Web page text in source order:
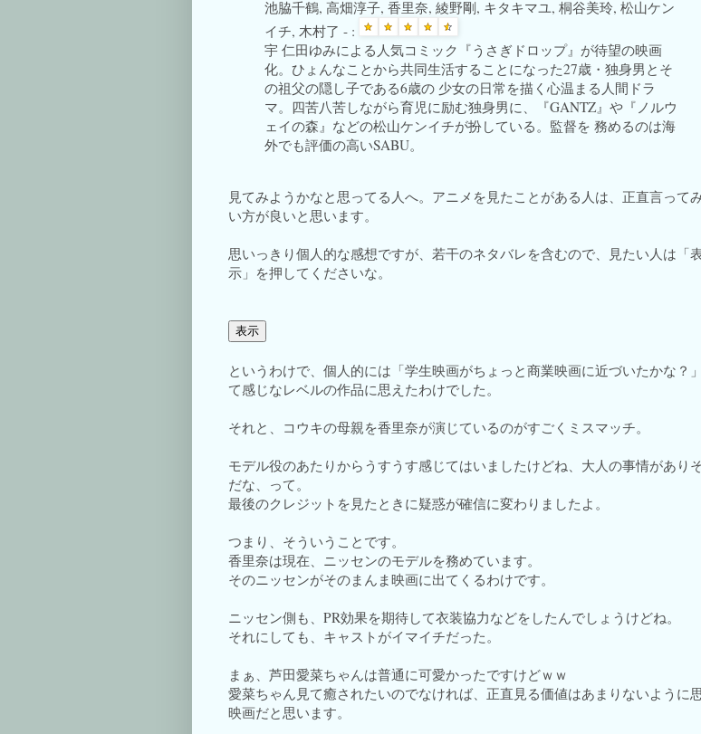
池脇千鶴, 高畑淳子, 香里奈, 綾野剛, キタキマユ, 桐谷美玲, 松山ケン
イチ, 木村了 - :
宇 仁田ゆみによる人気コミック『うさぎドロップ』が待望の映画
化。ひょんなことから共同生活することになった27歳・独身男とそ
の祖父の隠し子である6歳の 少女の日常を描く心温まる人間ドラ
マ。四苦八苦しながら育児に励む独身男に、『GANTZ』や『ノルウ
ェイの森』などの松山ケンイチが扮している。監督を 務めるのは海
外でも評価の高いSABU。
見てみようかなと思ってる人へ。アニメを見たことがある人は、正直言って
い方が良いと思います。
思いっきり個人的な感想ですが、若干のネタバレを含むので、見たい人は「
示」を押してくださいな。
というわけで、個人的には「学生映画がちょっと商業映画に近づいたかな？
て感じなレベルの作品に思えたわけでした。
それと、コウキの母親を香里奈が演じているのがすごくミスマッチ。
モデル役のあたりからうすうす感じてはいましたけどね、大人の事情があり
だな、って。
最後のクレジットを見たときに疑惑が確信に変わりましたよ。
つまり、そういうことです。
香里奈は現在、ニッセンのモデルを務めています。
そのニッセンがそのまんま映画に出てくるわけです。
ニッセン側も、PR効果を期待して衣装協力などをしたんでしょうけどね。
それにしても、キャストがイマイチだった。
まぁ、芦田愛菜ちゃんは普通に可愛かったですけどｗｗ
愛菜ちゃん見て癒されたいのでなければ、正直見る価値はあまりないように
映画だと思います。